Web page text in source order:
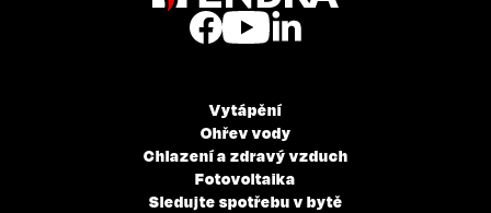
Vytápění
Ohřev vody
Chlazení a zdravý vzduch
Fotovoltaika
Sledujte spotřebu v bytě